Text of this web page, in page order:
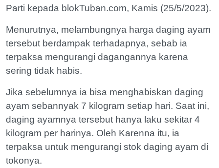
Parti kepada blokTuban.com, Kamis (25/5/2023).
Menurutnya, melambungnya harga daging ayam
tersebut berdampak terhadapnya, sebab ia
terpaksa mengurangi dagangannya karena
sering tidak habis.
Jika sebelumnya ia bisa menghabiskan daging
ayam sebannyak 7 kilogram setiap hari. Saat ini,
daging ayamnya tersebut hanya laku sekitar 4
kilogram per harinya. Oleh Karenna itu, ia
terpaksa untuk mengurangi stok daging ayam di
tokonya.